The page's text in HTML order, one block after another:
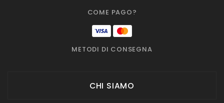
COME PAGO?
METODI DI CONSEGNA
CHI SIAMO